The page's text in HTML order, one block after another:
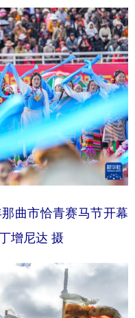
曲市恰青赛马节开幕
增尼达 摄